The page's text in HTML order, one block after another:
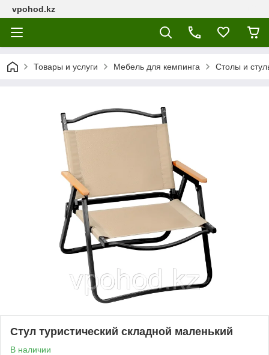
vpohod.kz
Товары и услуги Мебель для кемпинга Столы и
Стул туристический складной маленький
В наличии